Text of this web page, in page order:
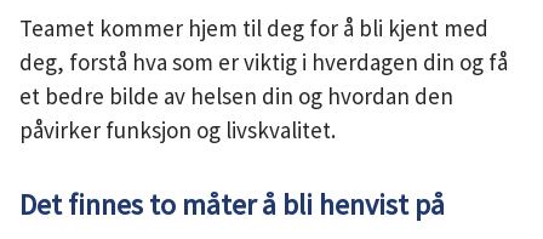
Teamet kommer hjem til deg for å bli kjent med
deg, forstå hva som er viktig i hverdagen din og få
et bedre bilde av helsen din og hvordan den
påvirker funksjon og livskvalitet.
Det finnes to måter å bli henvist på